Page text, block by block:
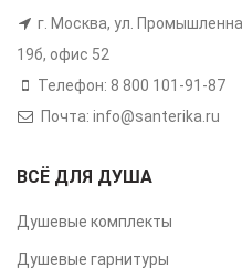
г. Москва, ул.
19б, офис 52
Телефон: 8 800 101-91-87
Почта: info@santerika.ru
ВСЁ ДЛЯ ДУША
Душевые комплекты
Душевые гарнитуры